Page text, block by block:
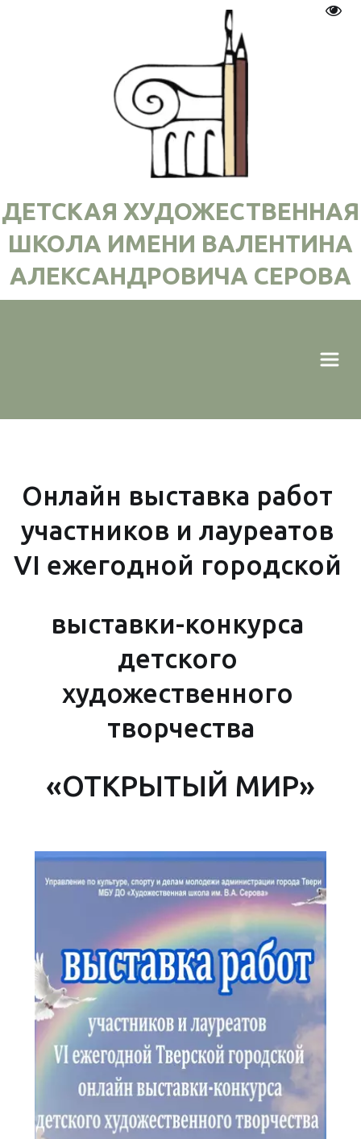
ДЕТСКАЯ ХУДОЖЕСТВЕННАЯ
ШКОЛА ИМЕНИ ВАЛЕНТИНА
АЛЕКСАНДРОВИЧА СЕРОВА
Онлайн выставка работ
участников и лауреатов
VI ежегодной городской
выставки-конкурса
детского
художественного
творчества
«ОТКРЫТЫЙ МИР»